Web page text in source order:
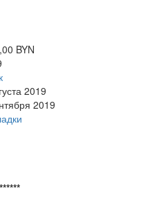
BYN
2019
2019